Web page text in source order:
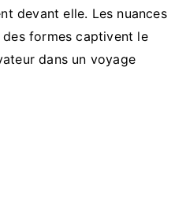
devant elle. Les nuances
formes captivent le
dans un voyage